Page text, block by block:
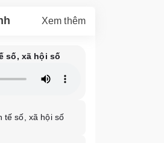
Xem thêm
số, xã hội số
tế số, xã hội số